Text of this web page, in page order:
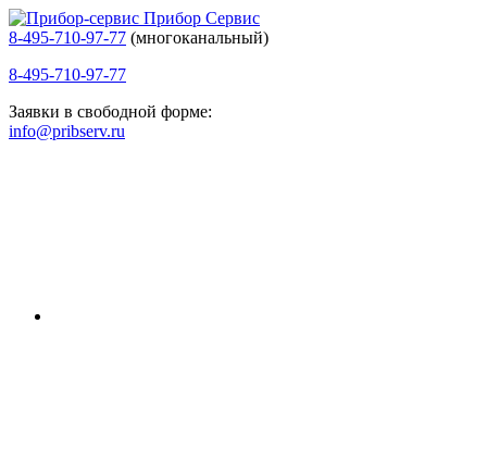
Прибор Сервис
8-495-710-97-77 (многоканальный)
8-495-710-97-77
Заявки в свободной форме:
info@pribserv.ru